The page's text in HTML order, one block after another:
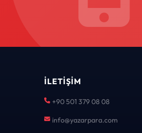
İLETIŞIM
+90 501 379 08 08
info@yazarpara.com